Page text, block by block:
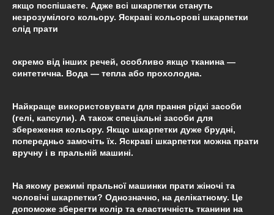
якщо поспішаєте. Адже всі шкарпетки стануть
незрозумілого кольору. Яскраві кольорові шкарпетки
слід прати
окремо від інших речей, особливо якщо тканина —
синтетична. Вода — тепла або прохолодна.
Найкраще використовувати для прання рідкі засоби
(гелі, капсули). А також спеціальні засоби для
збереження кольору. Якщо шкарпетки дуже брудні,
попередньо замочіть їх. Яскраві шкарпетки можна прати
вручну і в пральній машині.
На якому режимі пральної машинки прати жіночі та
чоловічі шкарпетки? Однозначно, на делікатному. Це
допоможе зберегти колір та еластичність тканини на